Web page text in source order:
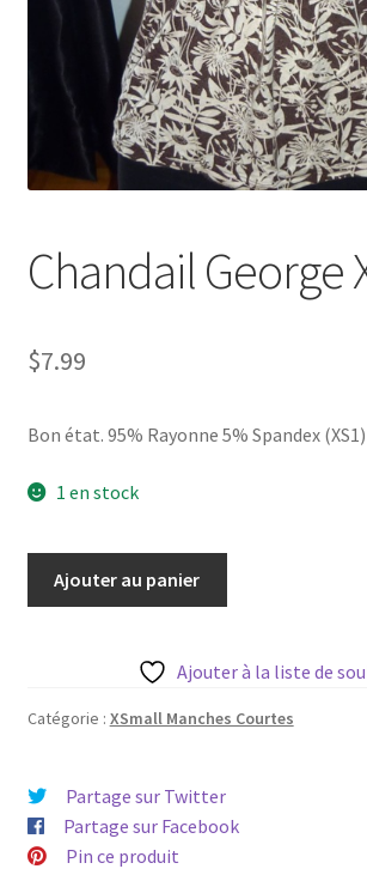
Chandail George
$7.99
Bon état. 95% Rayonne 5% Spandex (XS1)
1 en stock
Ajouter au panier
Ajouter à la liste de
Catégorie : XSmall Manches Courtes
Partage sur Twitter
Partage sur Facebook
Pin ce produit